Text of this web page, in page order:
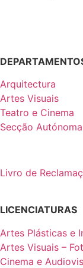
Arquitectura
Artes Visuais
Teatro e Cinema
Secção
Livro de
LICENCIATURAS
Artes Plásticas e
Artes Visuais –
Cinema e